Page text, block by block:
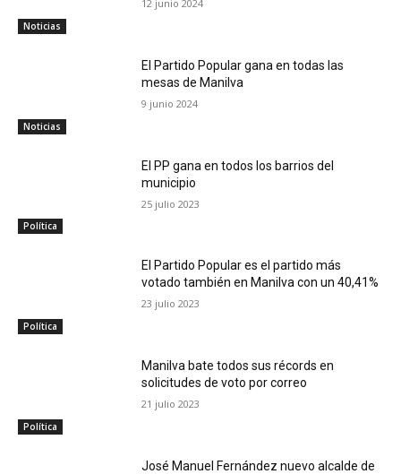
Noticias
12 junio 2024
Noticias
El Partido Popular gana en todas las
mesas de Manilva
9 junio 2024
Política
El PP gana en todos los barrios del
municipio
25 julio 2023
Política
El Partido Popular es el partido más
votado también en Manilva con un 40,41%
23 julio 2023
Política
Manilva bate todos sus récords en
solicitudes de voto por correo
21 julio 2023
José Manuel Fernández nuevo alcalde de